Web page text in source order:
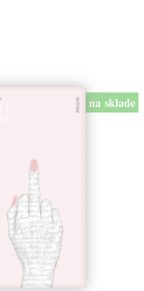
na sklade